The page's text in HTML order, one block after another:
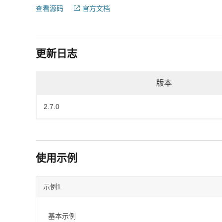
查看源码 官方文档
更新日志
版本
2.7.0
使用示例
示例1
基本示例